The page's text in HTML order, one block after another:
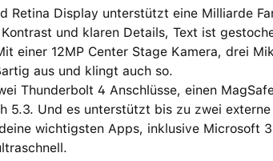
Retina Display unterstützt eine Milliarde
und klaren Details, Text ist
einer 12MP Center Stage Kamera, drei
aus und klingt auch so.
Thunderbolt 4 Anschlüsse, einen
5.3. Und es unterstützt bis zu zwei
deine wichtigsten Apps, inklusive Microsoft